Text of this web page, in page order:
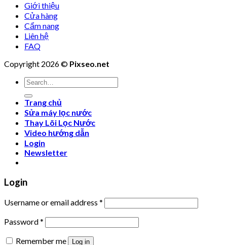
Giới thiệu
Cửa hàng
Cẩm nang
Liên hệ
FAQ
Copyright 2026 © Pixseo.net
Search
for:
Trang chủ
Sửa máy lọc nước
Thay Lõi Lọc Nước
Video hướng dẫn
Login
Newsletter
Login
Username or email address *
Password*
Remember me
Log in